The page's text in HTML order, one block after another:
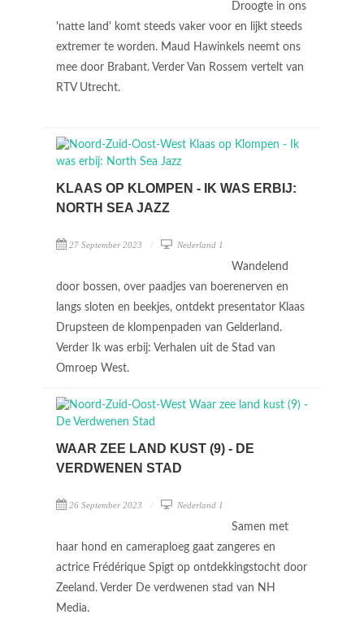
Droogte in ons
'natte land' komt steeds vaker voor en lijkt steeds
extremer te worden. Maud Hawinkels neemt ons
mee door Brabant. Verder Van Rossem vertelt van
RTV Utrecht.
KLAAS OP KLOMPEN - IK WAS ERBIJ:
NORTH SEA JAZZ
27 September 2023 Nederland 1
Wandelend
door bossen, over paadjes van boerenerven en
langs sloten en beekjes, ontdekt presentator Klaas
Drupsteen de klompenpaden van Gelderland.
Verder Ik was erbij: Verhalen uit de Stad van
Omroep West.
WAAR ZEE LAND KUST (9) - DE
VERDWENEN STAD
26 September 2023 Nederland 1
Samen met
haar hond en cameraploeg gaat zangeres en
actrice Frédérique Spigt op ontdekkingstocht door
Zeeland. Verder De verdwenen stad van NH
Media.